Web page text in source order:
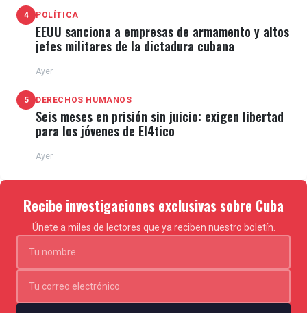
4 POLÍTICA
EEUU sanciona a empresas de armamento y altos
jefes militares de la dictadura cubana
Ayer
5 DERECHOS HUMANOS
Seis meses en prisión sin juicio: exigen libertad
para los jóvenes de El4tico
Ayer
Recibe investigaciones exclusivas sobre Cuba
Únete a miles de lectores que ya reciben nuestro boletín.